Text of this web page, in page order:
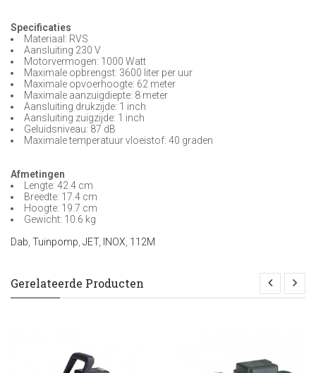
Specificaties
Materiaal: RVS
Aansluiting 230 V
Motorvermogen: 1000 Watt
Maximale opbrengst: 3600 liter per uur
Maximale opvoerhoogte: 62 meter
Maximale aanzuigdiepte: 8 meter
Aansluiting drukzijde: 1 inch
Aansluiting zuigzijde: 1 inch
Geluidsniveau: 87 dB
Maximale temperatuur vloeistof: 40 graden
Afmetingen
Lengte: 42.4 cm
Breedte: 17.4 cm
Hoogte: 19.7 cm
Gewicht: 10.6 kg
Dab Tuinpomp JET, INOX 112M
Gerelateerde Producten